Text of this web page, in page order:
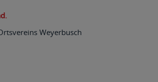
Weyerbusch